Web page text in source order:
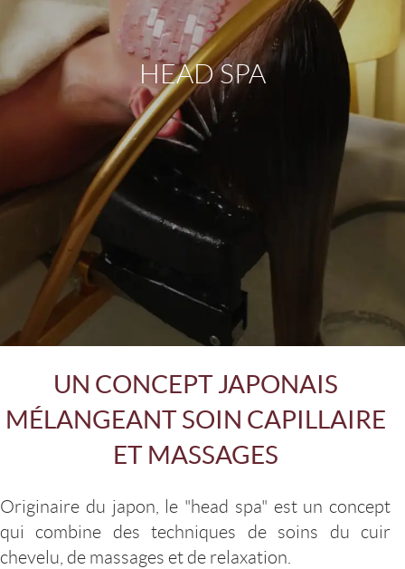
HEAD SPA
UN CONCEPT JAPONAIS
MÉLANGEANT SOIN CAPILLAIRE
ET MASSAGES
Originaire du japon, le "head spa" est un concept
qui combine des techniques de soins du cuir
chevelu, de massages et de relaxation.